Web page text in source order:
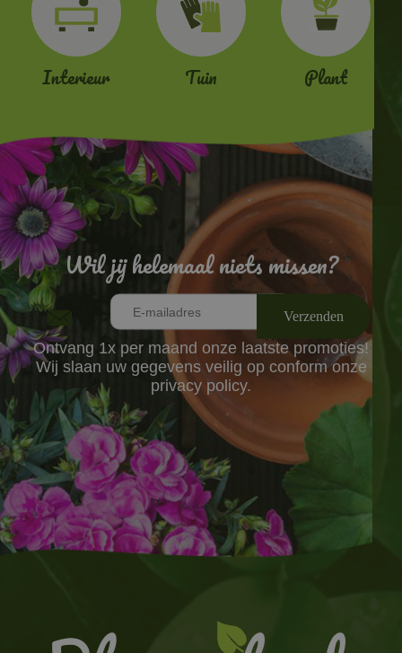
Interieur Tuin Plant
Wil jij helemaal niets missen?
Ontvang 1x per maand onze laatste promoties!
Wij slaan uw gegevens veilig op conform onze
privacy policy.